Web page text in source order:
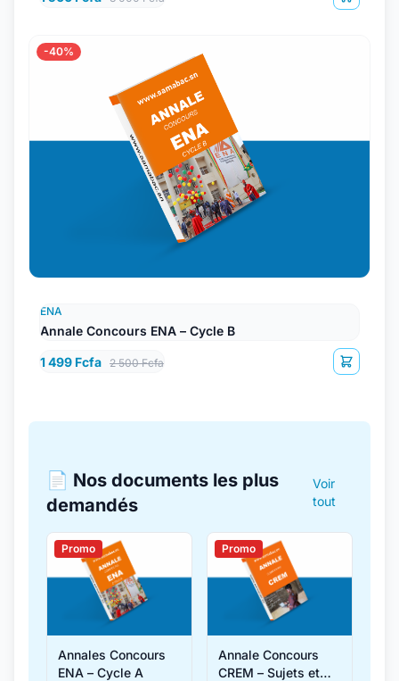
-40%
ENA
Annale Concours ENA – Cycle B
1 499 Fcfa 2 500 Fcfa
📄 Nos documents les plus
demandés
Voir
tout
Promo
Annales Concours
ENA – Cycle A
Promo
Annale Concours
CREM – Sujets et